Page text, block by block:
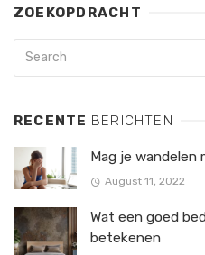
ZOEKOPDRACHT
RECENTE BERICHTEN
Mag je wandelen
August 11, 2022
Wat een goed
betekenen